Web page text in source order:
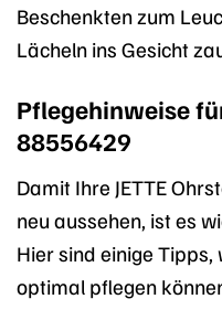
Beschenkten zum
Lächeln ins Gesicht
Pflegehinweise
88556429
Damit Ihre JETTE
neu aussehen, ist es
Hier sind einige
optimal pflegen